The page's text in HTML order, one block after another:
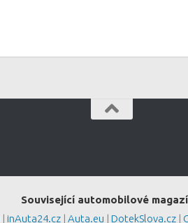
Související automobilové
| inAuta24.cz | Auta.eu | DotekSlova.cz |